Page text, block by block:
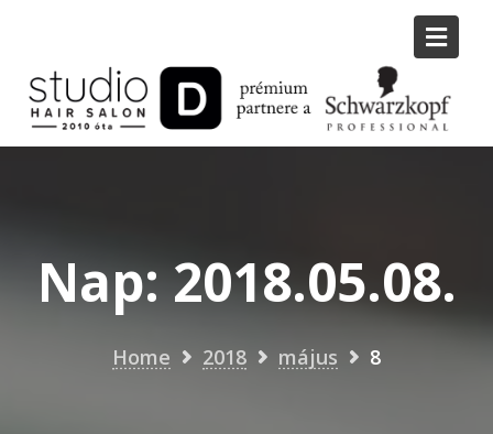
content
Nap:2018.05.08.
Home 2018 május 8